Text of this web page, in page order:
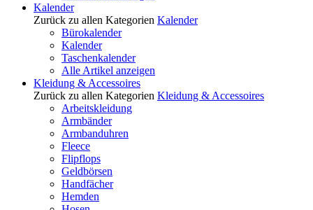
Kalender
Zurück zu allen Kategorien Kalender
Bürokalender
Kalender
Taschenkalender
Alle Artikel anzeigen
Kleidung & Accessoires
Zurück zu allen Kategorien Kleidung & Accessoires
Arbeitskleidung
Armbänder
Armbanduhren
Fleece
Flipflops
Geldbörsen
Handfächer
Hemden